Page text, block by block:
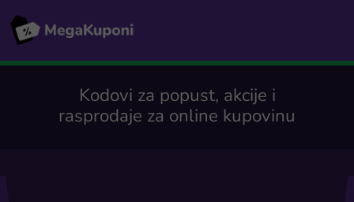
Kodovi za popust, akcije i
rasprodaje za online kupovinu